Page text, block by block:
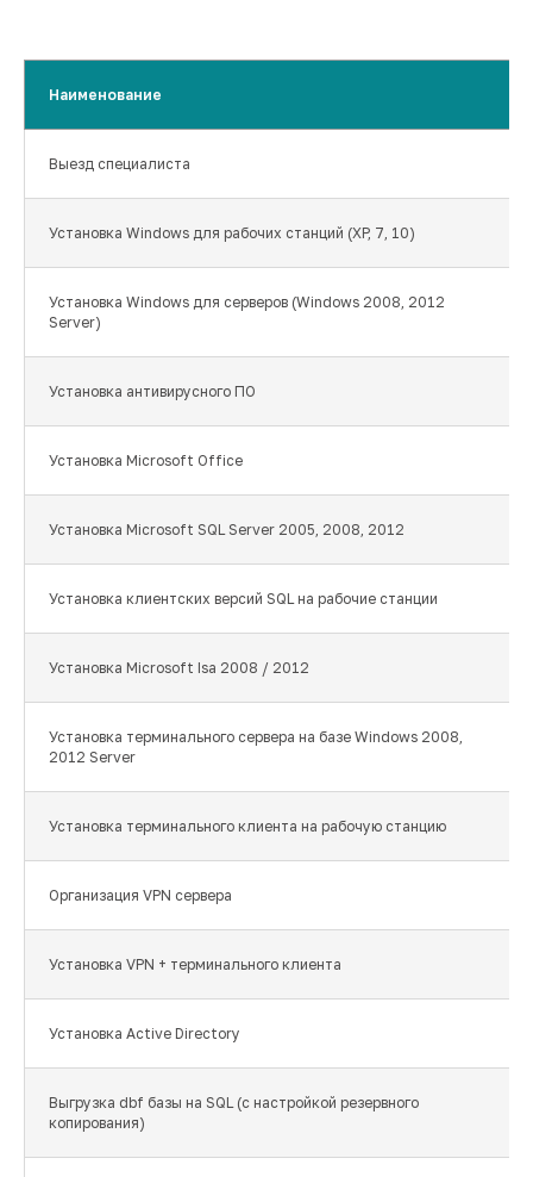
Наименование
Выезд специалиста
Установка Windows для рабочих станций (XP, 7, 10)
Установка Windows для серверов (Windows 2008, 2012
Server)
Установка антивирусного ПО
Установка Microsoft Office
Установка Microsoft SQL Server 2005, 2008, 2012
Установка клиентских версий SQL на рабочие станции
Установка Microsoft Isa 2008 / 2012
Установка терминального сервера на базе Windows 2008,
2012 Server
Установка терминального клиента на рабочую станцию
Организация VPN сервера
Установка VPN + терминального клиента
Установка Active Directory
Выгрузка dbf базы на SQL (с настройкой резервного
копирования)